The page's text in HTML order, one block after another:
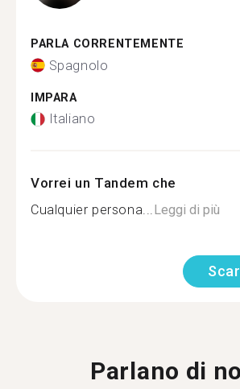
PARLA CORRENTEMENTE
Spagnolo
IMPARA
Italiano
Vorrei un Tandem che
Cualquier persona...Leggi di più
Parlano di